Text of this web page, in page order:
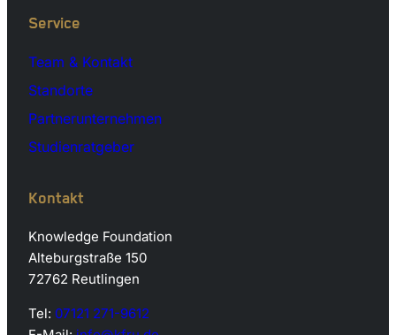
Service
Team & Kontakt
Standorte
Partnerunternehmen
Studienratgeber
Kontakt
Knowledge Foundation
Alteburgstraße 150
72762 Reutlingen
Tel: 07121 271-9612